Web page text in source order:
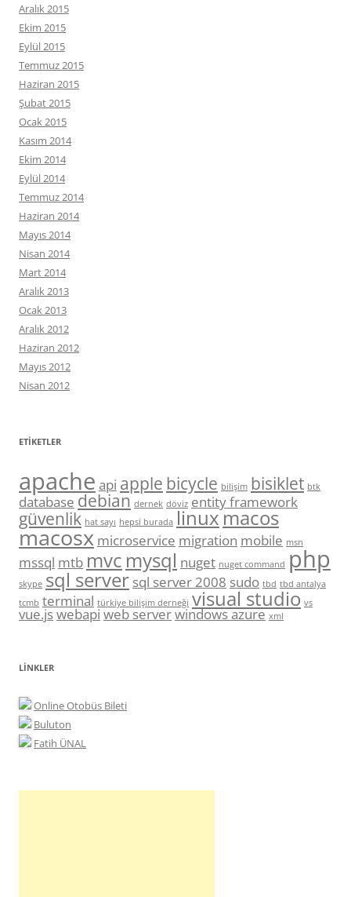
Aralık 2015
Ekim 2015
Eylül 2015
Temmuz 2015
Haziran 2015
Şubat 2015
Ocak 2015
Kasım 2014
Ekim 2014
Eylül 2014
Temmuz 2014
Haziran 2014
Mayıs 2014
Nisan 2014
Mart 2014
Aralık 2013
Ocak 2013
Aralık 2012
Haziran 2012
Mayıs 2012
Nisan 2012
ETIKETLER
apache api apple bicycle bilişim bisiklet btk
database debian dernek döviz entity framework
güvenlik hat sayı hepsi burada linuxmacos
macosx microservice migration mobile msn
mssql mtb mvc mysql nuget nuget command php
skype sql server sql server 2008 sudo tbd tbd antalya
tcmb terminal türkiye bilişim derneği visual studio vs
vue.jswebapiweb serverwindows azure xml
LINKLER
Online Otobüs Bileti
Buluton
Fatih ÜNAL